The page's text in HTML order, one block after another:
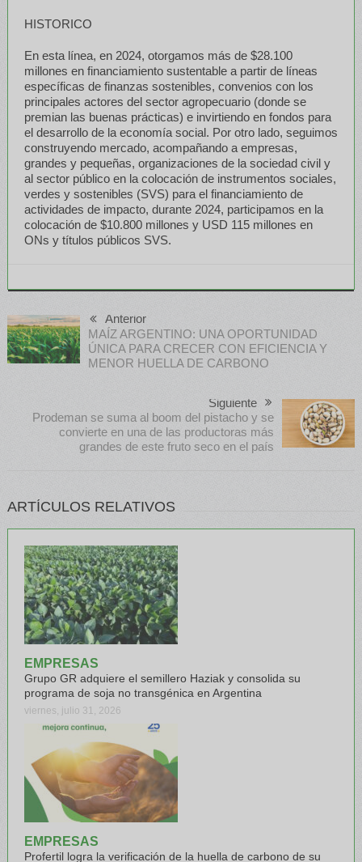
HISTORICO
En esta línea, en 2024, otorgamos más de $28.100
millones en financiamiento sustentable a partir de líneas
específicas de finanzas sostenibles, convenios con los
principales actores del sector agropecuario (donde se
premian las buenas prácticas) e invirtiendo en fondos para
el desarrollo de la economía social. Por otro lado, seguimos
construyendo mercado, acompañando a empresas,
grandes y pequeñas, organizaciones de la sociedad civil y
al sector público en la colocación de instrumentos sociales,
verdes y sostenibles (SVS) para el financiamiento de
actividades de impacto, durante 2024, participamos en la
colocación de $10.800 millones y USD 115 millones en
ONs y títulos públicos SVS.
Anterior
MAÍZ ARGENTINO: UNA OPORTUNIDAD
ÚNICA PARA CRECER CON EFICIENCIA Y
MENOR HUELLA DE CARBONO
Siguiente
Prodeman se suma al boom del pistacho y se
convierte en una de las productoras más
grandes de este fruto seco en el país
ARTÍCULOS RELATIVOS
EMPRESAS
Grupo GR adquiere el semillero Haziak y consolida su
programa de soja no transgénica en Argentina
viernes, julio 31, 2026
EMPRESAS
Profertil logra la verificación de la huella de carbono de su